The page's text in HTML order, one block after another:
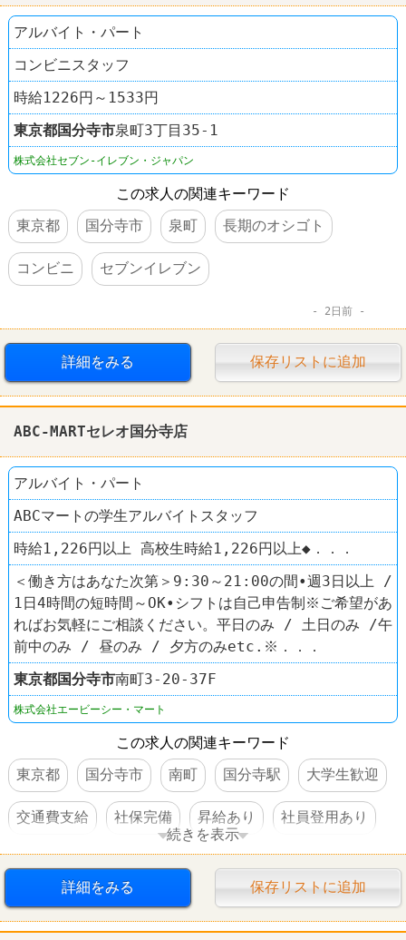
アルバイト・パート
コンビニスタッフ
時給1226円～1533円
東京都国分寺市泉町3丁目35-1
株式会社セブン-イレブン・ジャパン
この求人の関連キーワード
東京都
国分寺市 泉町 長期のオシゴト
コンビニ セブンイレブン
2日前
詳細をみる 保存リストに追加
ABC-MARTセレオ国分寺店
アルバイト・パート
ABCマートの学生アルバイトスタッフ
時給1,226円以上 高校生時給1,226円以上◆．．．
＜働き方はあなた次第＞9:30～21:00の間•週3日以上 /
1日4時間の短時間～OK•シフトは自己申告制※ご希望があ
ればお気軽にご相談ください。平日のみ / 土日のみ /午
前中のみ / 昼のみ / 夕方のみetc.※．．．
東京都国分寺市南町3-20-37F
株式会社エービーシー・マート
この求人の関連キーワード
東京都
国分寺市 南町 国分寺駅 大学生歓迎
交通費支給 社保完備 昇給あり 社員登用あり
靴屋 ABC-MART
続きを表示
詳細をみる 保存リストに追加